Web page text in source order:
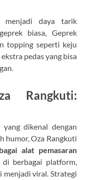
menjadi daya tarik
biasa, Geprek
topping seperti keju
pedas yang bisa
Rangkuti:
dikenal dengan
humor, Oza Rangkuti
alat pemasaran
berbagai platform,
menjadi viral. Strategi